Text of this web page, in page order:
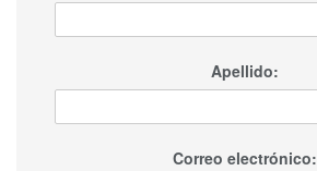
Apellido:
Correo electrónico: